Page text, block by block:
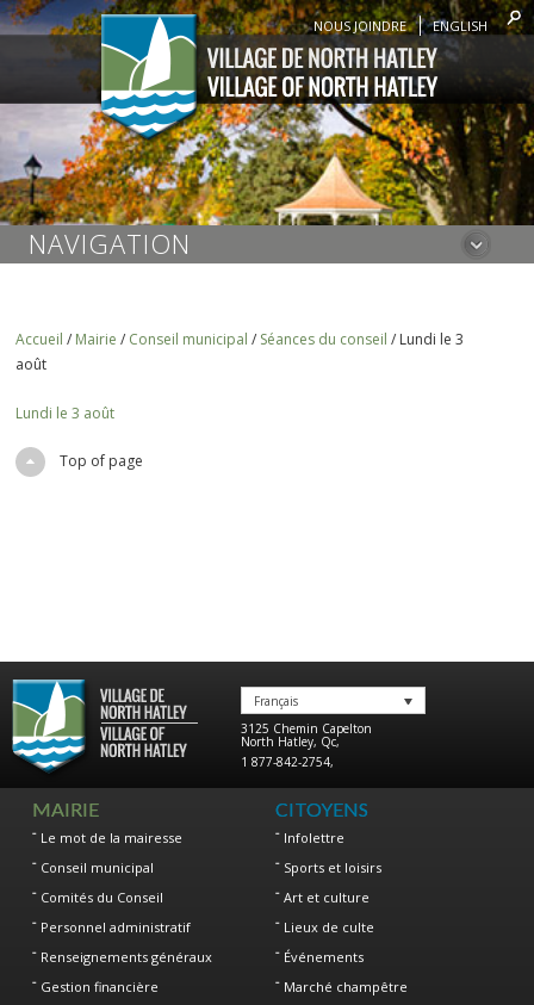
NOUS JOINDRE ENGLISH
NAVIGATION
Accueil / Mairie / Conseil municipal / Séances du conseil / Lundi le 3
août
Lundi le 3 août
Top of page
Français
3125 Chemin Capelton
North Hatley, Qc,
1 877-842-2754,
MAIRIE
Le mot de la mairesse
Conseil municipal
Comités du Conseil
Personnel administratif
Renseignements généraux
Gestion financière
CITOYENS
Infolettre
Sports et loisirs
Art et culture
Lieux de culte
Événements
Marché champêtre